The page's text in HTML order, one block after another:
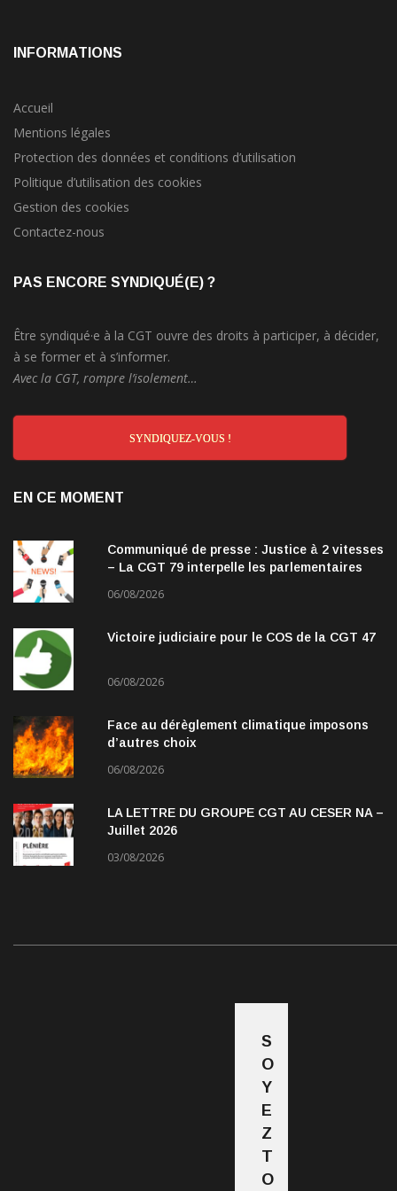
INFORMATIONS
Accueil
Mentions légales
Protection des données et conditions d’utilisation
Politique d’utilisation des cookies
Gestion des cookies
Contactez-nous
PAS ENCORE SYNDIQUÉ(E) ?
Être syndiqué·e à la CGT ouvre des droits à participer, à décider,
à se former et à s’informer.
Avec la CGT, rompre l’isolement…
SYNDIQUEZ-VOUS !
EN CE MOMENT
Communiqué de presse : Justice à 2 vitesses
– La CGT 79 interpelle les parlementaires
06/08/2026
Victoire judiciaire pour le COS de la CGT 47
06/08/2026
Face au dérèglement climatique imposons
d’autres choix
06/08/2026
LA LETTRE DU GROUPE CGT AU CESER NA –
Juillet 2026
03/08/2026
S
O
Y
E
Z
T
O